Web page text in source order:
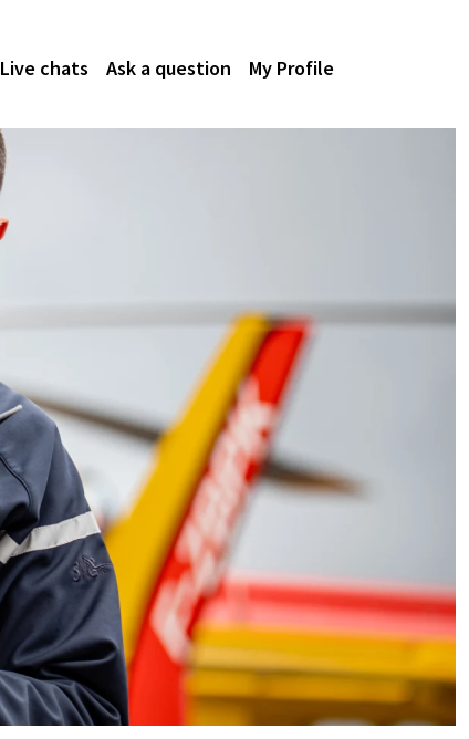
Live chats Ask a question My Profile